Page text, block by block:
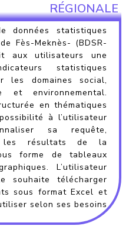
RÉGIONALE
données statistiques
Fès-Meknès- (BDSR-
aux utilisateurs une
statistiques
les domaines social,
et environnemental.
en thématiques
à l’utilisateur
sa requête,
les résultats de la
forme de tableaux
L’utilisateur
souhaite télécharger
sous format Excel et
selon ses besoins.